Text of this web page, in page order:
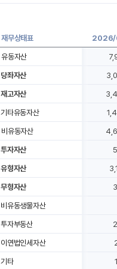
재무상태표
유동자산
당좌자산
재고자산
기타유동자산
비유동자산
투자자산
유형자산
무형자산
비유동생물자산
투자부동산
이연법인세자산
기타